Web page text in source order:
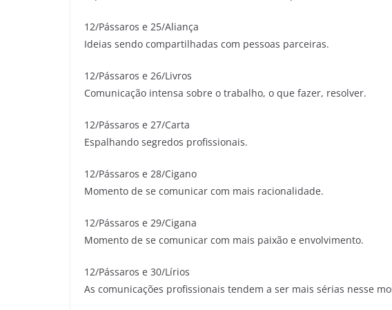
12/Pássaros e 25/Aliança
Ideias sendo compartilhadas com pessoas parceiras.
12/Pássaros e 26/Livros
Comunicação intensa sobre o trabalho, o que fazer, resolver.
12/Pássaros e 27/Carta
Espalhando segredos profissionais.
12/Pássaros e 28/Cigano
Momento de se comunicar com mais racionalidade.
12/Pássaros e 29/Cigana
Momento de se comunicar com mais paixão e envolvimento.
12/Pássaros e 30/Lírios
As comunicações profissionais tendem a ser mais sérias nesse